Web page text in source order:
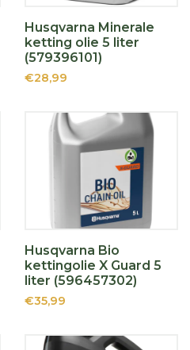
Husqvarna Minerale
ketting olie 5 liter
(579396101)
€28,99
Husqvarna Bio
kettingolie X Guard 5
liter (596457302)
€35,99